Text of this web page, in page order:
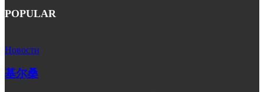
POPULAR
Новости
基尔桑